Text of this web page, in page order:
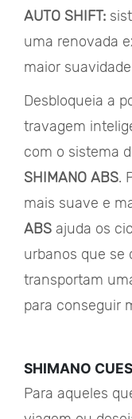
AUTO SHIFT:
uma renovada
maior
Desbloqueia a
travagem
com o sistema
SHIMANO ABS.
mais suave e
ABS ajuda os
urbanos que se
transportam
para conseguir
SHIMANO
Para aqueles